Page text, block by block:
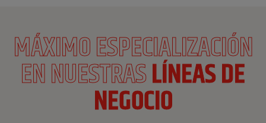
MÁXIMO ESPECIALIZACIÓN
EN NUESTRASLÍNEAS DE
NEGOCIO